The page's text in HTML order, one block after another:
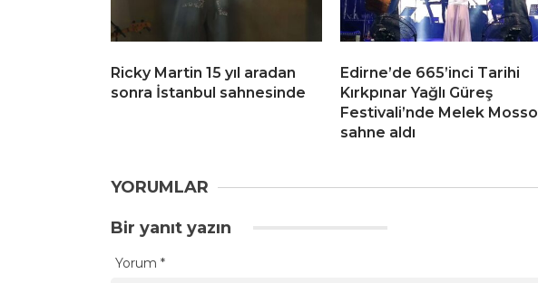
Ricky Martin 15 yıl aradan
sonra İstanbul sahnesinde
Edirne’de 665’inci Tarihi
Kırkpınar Yağlı Güreş
Festivali’nde Melek Mosso
sahne aldı
YORUMLAR
Bir yanıt yazın
Yorum *